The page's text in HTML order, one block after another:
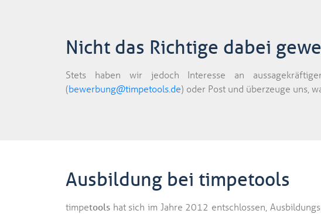
Nicht das Richtige dabei
Stets haben wir jedoch Interesse an
(bewerbung@timpetools.de​) oder Post und überzeuge uns,
Ausbildung bei timpetools
timpetools hat sich im Jahre 2012 entschlossen,